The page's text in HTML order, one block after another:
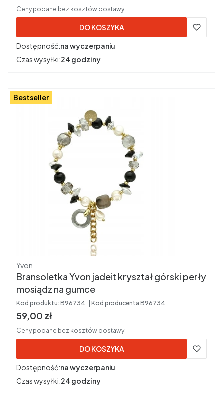
Ceny podane bez kosztów dostawy.
DO KOSZYKA
Dostępność:na wyczerpaniu
Czas wysyłki:24 godziny
Bestseller
Producent
Yvon
Bransoletka Yvon jadeit kryształ górski perły
mosiądz na gumce
Kod produktu: B96734 Kod producenta B96734
Cena brutto
59,00 zł
Ceny podane bez kosztów dostawy.
DO KOSZYKA
Dostępność:na wyczerpaniu
Czas wysyłki:24 godziny